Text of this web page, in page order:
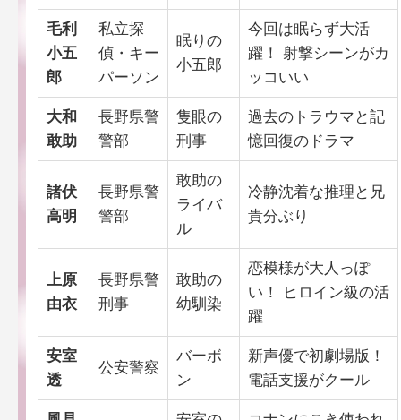
毛利
小五
郎
私立探
偵・キー
パーソン
眠りの
小五郎
今回は眠らず大活
躍！ 射撃シーンがカ
ッコいい
大和
敢助
長野県警
警部
隻眼の
刑事
過去のトラウマと記
憶回復のドラマ
諸伏
高明
長野県警
警部
敢助の
ライバ
ル
冷静沈着な推理と兄
貴分ぶり
上原
由衣
長野県警
刑事
敢助の
幼馴染
恋模様が大人っぽ
い！ ヒロイン級の活
躍
安室
透
公安警察
バーボ
ン
新声優で初劇場版！
電話支援がクール